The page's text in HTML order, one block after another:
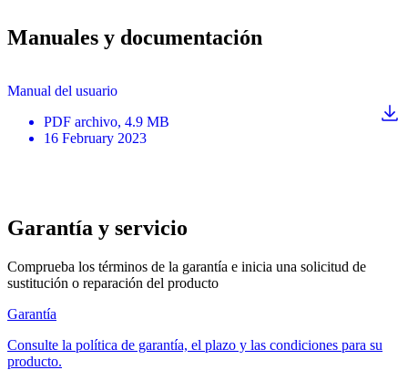
Manuales y documentación
Manual del usuario
PDF archivo, 4.9 MB
16 February 2023
Garantía y servicio
Comprueba los términos de la garantía e inicia una solicitud de
sustitución o reparación del producto
Garantía
Consulte la política de garantía, el plazo y las condiciones para su
producto.